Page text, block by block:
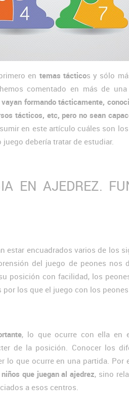
en temas tácticos y sólo
comentado en más de
formando tácticamente,
tácticos, etc, pero no sean
en este artículo cuáles son
debería tratar de estudiar.
EN AJEDREZ.
estar encuadrados varios de los
del juego de peones nos
posición con facilidad, los
los que el juego con los
, lo que ocurre con ella en
de la posición. Conocer los
lo que ocurre en una partida. Por
que juegan al ajedrez, sino
a esos centros.